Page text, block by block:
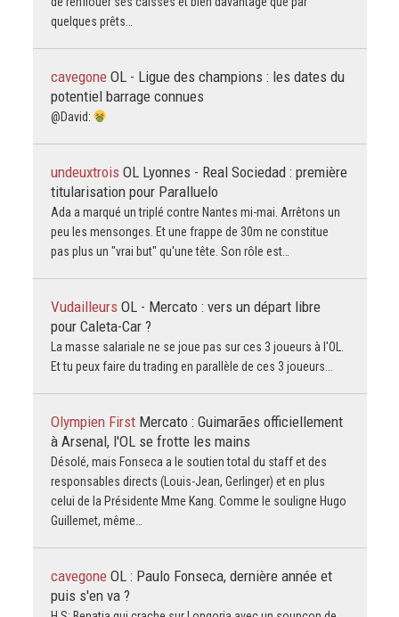
quelques prêts…
cavegone OL - Ligue des champions : les dates du
potentiel barrage connues
@David:
undeuxtrois OL Lyonnes - Real Sociedad : première
titularisation pour Paralluelo
Ada a marqué un triplé contre Nantes mi-mai. Arrêtons un
peu les mensonges. Et une frappe de 30m ne constitue
pas plus un "vrai but" qu'une tête. Son rôle est…
Vudailleurs OL - Mercato : vers un départ libre
pour Caleta-Car ?
La masse salariale ne se joue pas sur ces 3 joueurs à l'OL.
Et tu peux faire du trading en parallèle de ces 3 joueurs...
Olympien First Mercato : Guimarães officiellement
à Arsenal, l'OL se frotte les mains
Désolé, mais Fonseca a le soutien total du staff et des
responsables directs (Louis-Jean, Gerlinger) et en plus
celui de la Présidente Mme Kang. Comme le souligne Hugo
Guillemet, même…
cavegone OL : Paulo Fonseca, dernière année et
puis s'en va ?